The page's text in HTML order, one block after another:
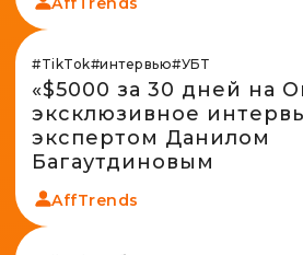
#TikTok#интервью#УБТ
«$5000 за 30 дней на
эксклюзивное
экспертом Данилом
Багаутдиновым
AffTrends